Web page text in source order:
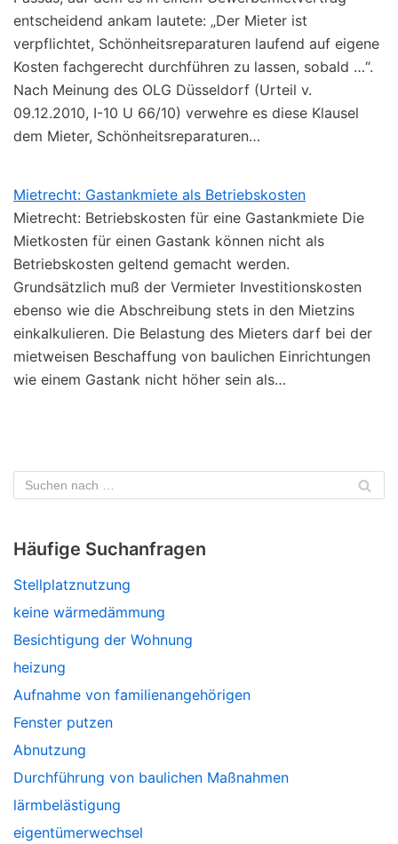
entscheidend ankam lautete: „Der Mieter ist
verpflichtet, Schönheitsreparaturen laufend auf eigene
Kosten fachgerecht durchführen zu lassen, sobald …“.
Nach Meinung des OLG Düsseldorf (Urteil v.
09.12.2010, I-10 U 66/10) verwehre es diese Klausel
dem Mieter, Schönheitsreparaturen…
Mietrecht: Gastankmiete als Betriebskosten
Mietrecht: Betriebskosten für eine Gastankmiete Die
Mietkosten für einen Gastank können nicht als
Betriebskosten geltend gemacht werden.
Grundsätzlich muß der Vermieter Investitionskosten
ebenso wie die Abschreibung stets in den Mietzins
einkalkulieren. Die Belastung des Mieters darf bei der
mietweisen Beschaffung von baulichen Einrichtungen
wie einem Gastank nicht höher sein als…
Häufige Suchanfragen
Stellplatznutzung
keine wärmedämmung
Besichtigung der Wohnung
heizung
Aufnahme von familienangehörigen
Fenster putzen
Abnutzung
Durchführung von baulichen Maßnahmen
lärmbelästigung
eigentümerwechsel